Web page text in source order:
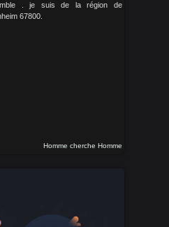
. je suis de la région de
67800.
Homme cherche Homme